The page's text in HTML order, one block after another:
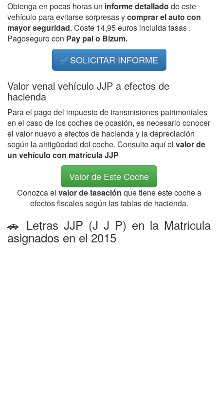
Obtenga en pocas horas un informe detallado de este
vehículo para evitarse sorpresas ycomprar el auto con
mayor seguridad. Coste 14,95 euros incluida tasas .
Pagoseguro con Pay pal o Bizum.
✅ SOLICITAR INFORME
Valor venal vehículo JJP a efectos de
hacienda
Para el pago del impuesto de transmisiones patrimoniales
en el caso de los coches de ocasión, es necesario conocer
el valor nuevo a efectos de hacienda y la depreciación
según la antigüedad del coche. Consulte aquí el valor de
un vehículo con matrícula JJP
Valor de Este Coche
Conozca el valor de tasación que tiene este coche a
efectos fiscales según las tablas de hacienda.
🚗 Letras JJP (J J P) en la Matricula
asignados en el 2015